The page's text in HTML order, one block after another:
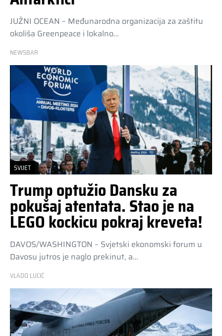
JUŽNI OCEAN – Međunarodna organizacija za zaštitu
okoliša Greenpeace i lokalno…
NEWSBAR
SVIJET
Trump optužio Dansku za
pokušaj atentata. Stao je na
LEGO kockicu pokraj kreveta!
DAVOS/WASHINGTON – Svjetski ekonomski forum u
Davosu jutros je naglo prekinut, a…
VLADO LUCIĆ